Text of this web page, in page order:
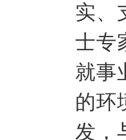
实、
士专
就事
的环
发，